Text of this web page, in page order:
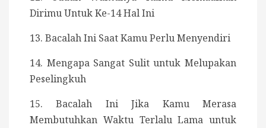
Dirimu Untuk Ke-14 Hal Ini
13. Bacalah Ini Saat Kamu Perlu Menyendiri
14. Mengapa Sangat Sulit untuk Melupakan
Peselingkuh
15. Bacalah Ini Jika Kamu Merasa
Membutuhkan Waktu Terlalu Lama untuk